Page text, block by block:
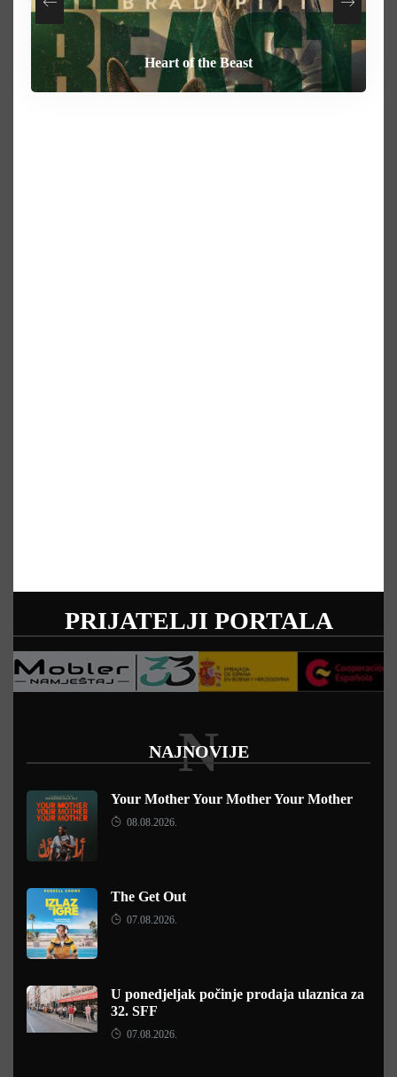
Your Mother Your Mother Your Mother
Heart of the Beast
Behemoth
How To Rob A Bank
PRIJATELJI PORTALA
NAJNOVIJE
N
Your Mother Your Mother Your Mother
08.08.2026.
The Get Out
07.08.2026.
U ponedjeljak počinje prodaja ulaznica za
32. SFF
07.08.2026.